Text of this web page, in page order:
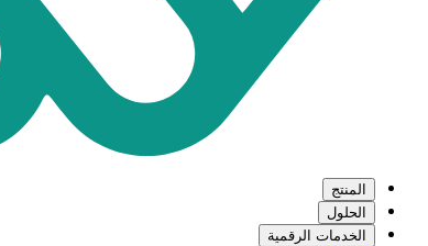
المنتج
الحلول
الخدمات الرقمية